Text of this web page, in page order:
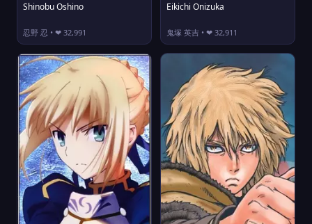
Shinobu Oshino
忍野 忍 • ❤ 32,991
Eikichi Onizuka
鬼塚 英吉 • ❤ 32,911